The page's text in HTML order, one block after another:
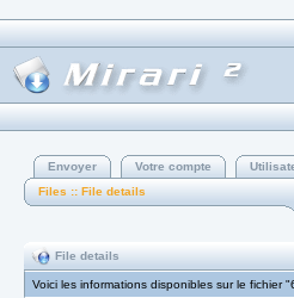
Envoyer Votre compte
Files :: File details
File details
Voici les informations disponibles sur le fichier